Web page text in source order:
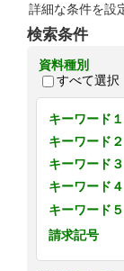
詳細な条件を設
検索条件
資料種別
すべて選択
キーワード１
キーワード２
キーワード３
キーワード４
キーワード５
請求記号